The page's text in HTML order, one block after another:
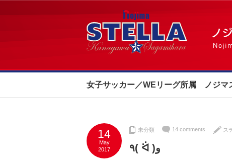
女子サッカー／WEリーグ所属 ノジマ
14
May
2017
未分類 14 comments ス
٩( ᐛ )و